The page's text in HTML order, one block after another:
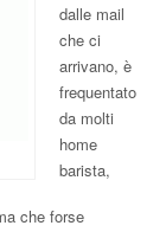
dalle mail
che ci
arrivano, è
frequentato
da molti
home
barista,
che forse